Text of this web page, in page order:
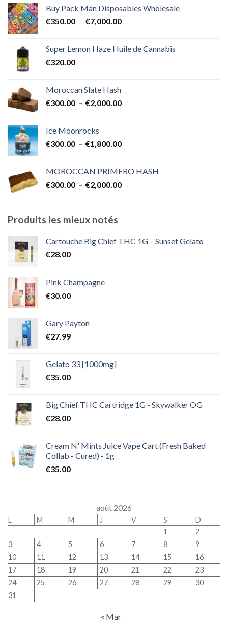
€400.00
à
Buy Pack Man Disposables Wholesale
€350.00 – €7,000.00Plage
€350.00
Super Lemon Haze Huile de Cannabis
€320.00
Moroccan Slate Hash
€300.00 – €2,000.00Plage
à
Ice Moonrocks
€300.00 – €1,800.00Plage
€300.00
à
MOROCCAN PRIMERO HASH
€300.00 – €2,000.00Plage
€2,000.00
Produits les mieux notés
Cartouche Big Chief THC 1G – Sunset Gelato
€28.00
Pink Champagne
€30.00
Gary Payton
€27.99
Gelato 33 [1000mg]
€35.00
Big Chief THC Cartridge 1G - Skywalker OG
€28.00
Cream N' Mints Juice Vape Cart (Fresh Baked
Collab - Cured) - 1g
€35.00
août 2026
L M M J V S
D
1
2
3
4 5 6 7 8
9
10
11 12 13 14 15
16
17
18 19 20 21 22
23
24
25 26 27 28 29
30
31
« Mar